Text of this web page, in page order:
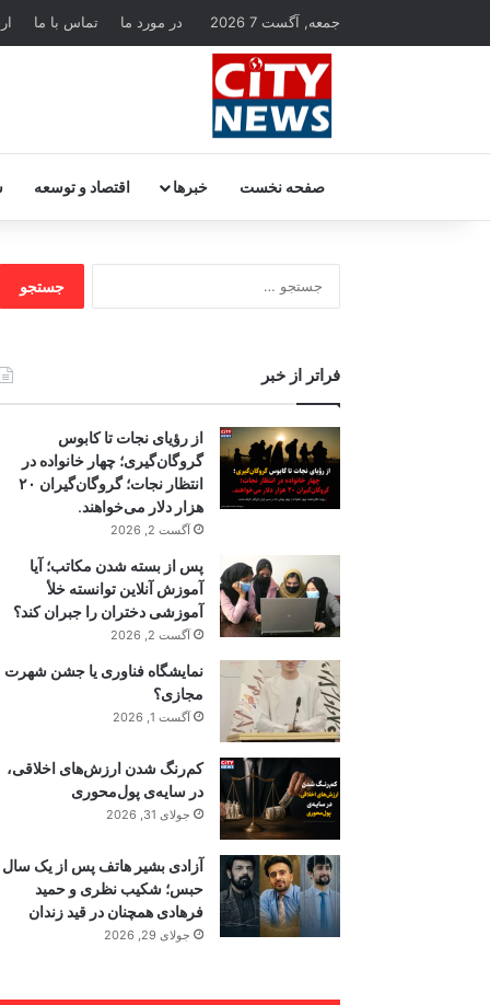
جمعه, آگست 7 2026 در مورد ما تماس با ما
صفحه نخست خبرها اقتصاد و توسعه
برای:
فراتر از خبر
از رؤیای نجات تا کابوس
گروگان‌گیری؛ چهار خانواده در
انتظار نجات؛ گروگان‌گیران ۲۰
هزار دلار می‌خواهند.
آگست 2, 2026
پس از بسته شدن مکاتب؛ آیا
آموزش آنلاین توانسته خلأ
آموزشی دختران را جبران کند؟
آگست 2, 2026
نمایشگاه فناوری یا جشن شهرت
مجازی؟
آگست 1, 2026
کم‌رنگ شدن ارزش‌های اخلاقی،
در سایه‌ی پول‌محوری
جولای 31, 2026
آزادی بشیر هاتف پس از یک سال
حبس؛ شکیب نظری و حمید
فرهادی همچنان در قید زندان
جولای 29, 2026